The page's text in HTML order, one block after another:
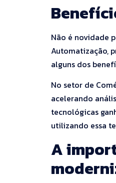
Não é novidade
Automatização,
alguns dos
No setor de
acelerando
tecnológicas
utilizando essa
A